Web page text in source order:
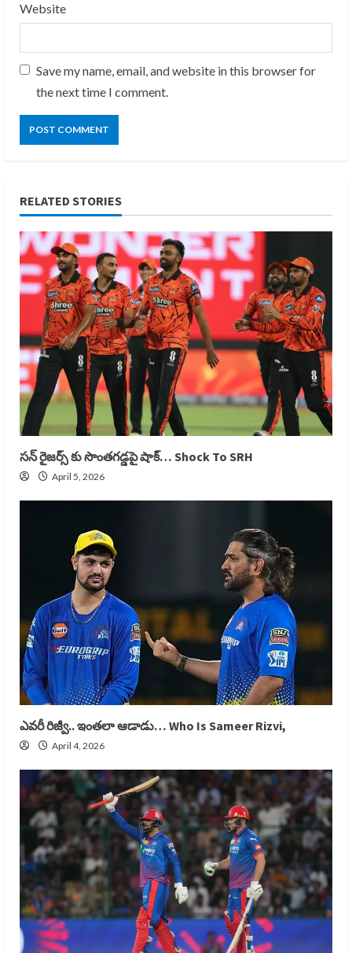
Website
Save my name, email, and website in this browser for
the next time I comment.
RELATED STORIES
సన్ రైజర్స్ కు సొంతగడ్డపై షాక్… Shock To SRH
April 5, 2026
ఎవరీ రిజ్వీ.. ఇంతలా ఆడాడు… Who Is Sameer Rizvi,
April 4, 2026